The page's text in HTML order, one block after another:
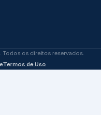
os direitos reservados.
Termos de Uso